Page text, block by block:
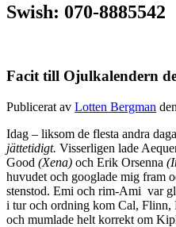
Swish: 070-8885542
Facit till Ojulkalendern
Publicerat av Lotten Bergman den
Idag – liksom de flesta andra
jättetidigt. Visserligen lade
Good (Xena) och Erik Orsenna
huvudet och googlade mig fram
stenstod. Emi och rim-Ami var
i tur och ordning kom Cal, Flinn,
och mumlade helt korrekt om